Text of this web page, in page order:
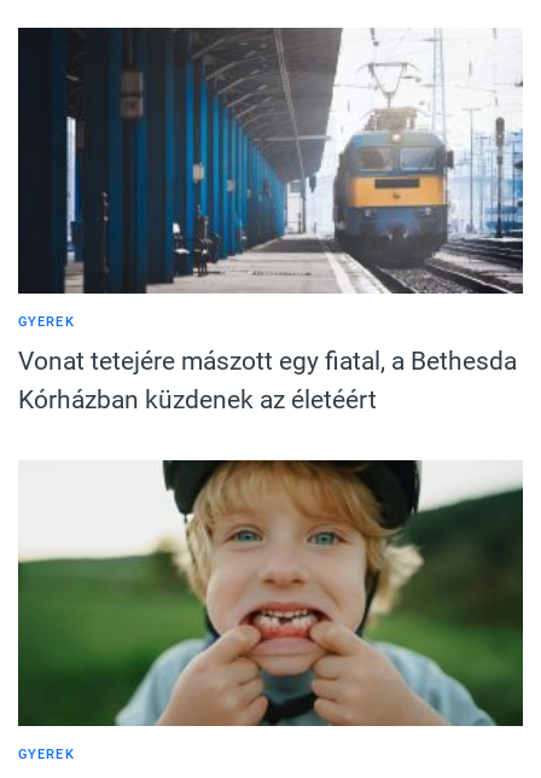
GYEREK
Vonat tetejére mászott egy fiatal, a Bethesda
Kórházban küzdenek az életéért
GYEREK